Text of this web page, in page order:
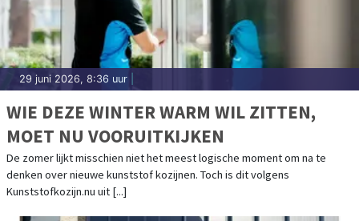
29 juni 2026, 8:36 uur
WIE DEZE WINTER WARM WIL ZITTEN,
MOET NU VOORUITKIJKEN
De zomer lijkt misschien niet het meest logische moment om na te
denken over nieuwe kunststof kozijnen. Toch is dit volgens
Kunststofkozijn.nu uit [...]